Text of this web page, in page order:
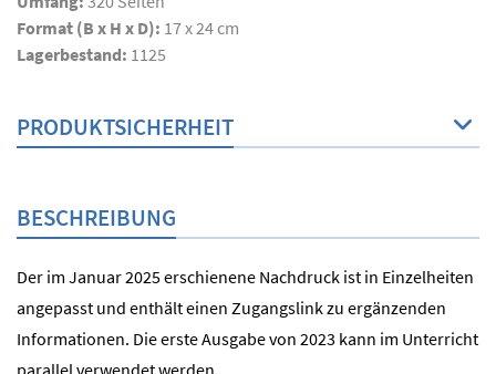
Format (B x H x D): 17 x 24 cm
Lagerbestand: 1125
PRODUKTSICHERHEIT
BESCHREIBUNG
Der im Januar 2025 erschienene Nachdruck ist in Einzelheiten
angepasst und enthält einen Zugangslink zu ergänzenden
Informationen. Die erste Ausgabe von 2023 kann im Unterricht
parallel verwendet werden.